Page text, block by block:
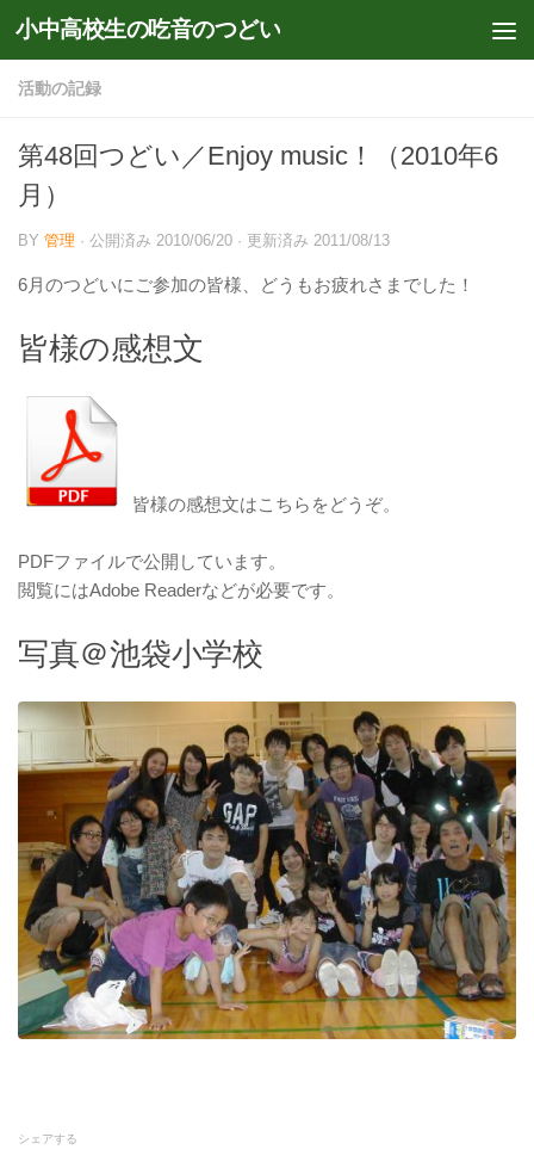
コンテンツへスキップ
小中高校生の吃音のつどい
活動の記録
第48回つどい／Enjoy music！（2010年6
月）
BY 管理 · 公開済み 2010/06/20 · 更新済み 2011/08/13
6月のつどいにご参加の皆様、どうもお疲れさまでした！
皆様の感想文
皆様の感想文はこちらをどうぞ。
PDFファイルで公開しています。
閲覧にはAdobe Readerなどが必要です。
写真＠池袋小学校
シェアする